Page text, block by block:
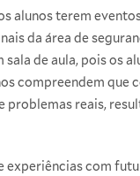
alunos terem
da área de
de aula, pois os
compreendem que
reais,
com